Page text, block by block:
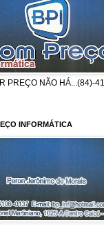
PREÇO NÃO HÁ...(84)-
INFORMÁTICA